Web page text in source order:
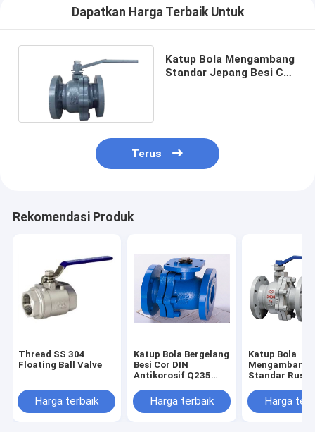
Dapatkan Harga Terbaik Untuk
Katup Bola Mengambang
Standar Jepang Besi Cor
Terus
Rekomendasi Produk
Thread SS 304
Floating Ball Valve
Harga terbaik
Katup Bola Bergelang
Besi Cor DIN
Antikorosif Q235
Harga terbaik
Katup Bola
Mengambang
Standar Rusia
Antikorosi
Karbon
Harga